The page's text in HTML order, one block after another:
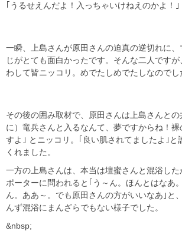
｢うるせえんだよ！入っちゃいけねえのかよ！｣
一瞬、上島さんが原田さんの迫真の逆切れに
じがとても面白かったです。そんな二人です
わして皆ニッコリ。めでたしめでたしなのでし
その後の囲み取材で、原田さんは上島さんと
に）竜兵さんと入るなんて、夢ですからね！
すよ｣ とニッコリ。｢良い肌されてましたよ｣と
くれました。
一方の上島さんは、本当は壇蜜さんと混浴した
ポーターに問われると｢う～ん。ほんとはなあ
ん。ああ～。でも原田さんの方がいいなあ｣と
んず混浴にまんざらでもない様子でした。
&nbsp;